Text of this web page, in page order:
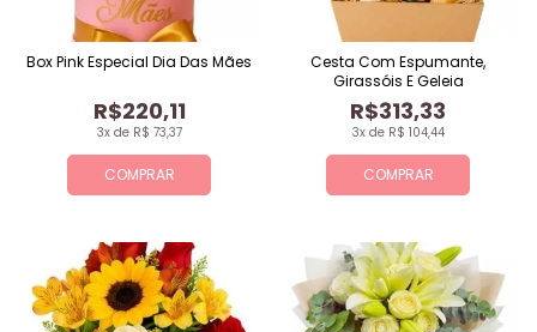
COMPRAR
3x de R$ 73,37
R$220,11
Box Pink Especial Dia Das Mães
COMPRAR
3x de R$ 104,44
R$313,33
Cesta Com Espumante,
Girassóis E Geleia